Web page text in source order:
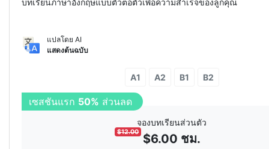
บทเรียนภาษาอังกฤษแบบตัวต่อตัวเพื่อความสำเร็จของลูกคุณ
แปลโดย AI
แสดงต้นฉบับ
A1 A2 B1 B2
เซสชันแรก 50% ส่วนลด
จองบทเรียนส่วนตัว
$12.00 $6.00 ชม.